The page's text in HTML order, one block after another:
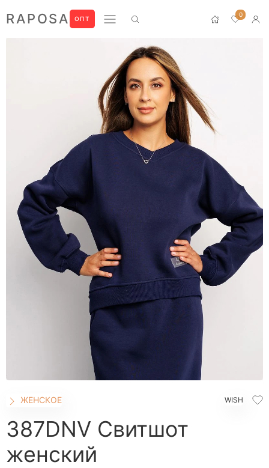
RAPOSA ОПТ
0
ЖАКЕТЫ
ЛОНГСЛИВЫ
ПИЖАМЫ
ПЛАТЬЯ
РУБАШКИ
СВИТШОТЫ
ФУТБОЛКИ
Брюки домашние
Жакеты
Комбинезоны
Джоггеры трикотажные
Костюмы домашние
387DNV Свитшот
женский
WISH
ЖЕНСКОЕ